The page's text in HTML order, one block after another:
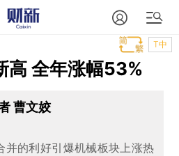
T中
高 全年涨幅53%
曹文姣
并的利好引爆机械板块上涨热